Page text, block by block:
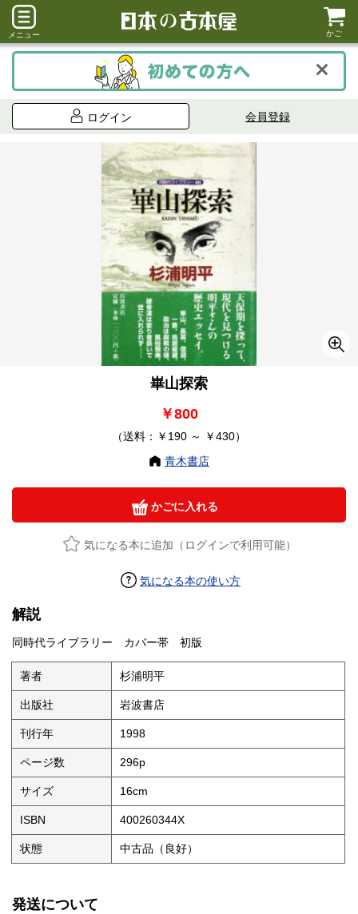
メニュー かご
ログイン 会員登録
崋山探索
￥800
（送料：￥190 ～ ￥430）
青木書店
かごに入れる
気になる本に追加（ログインで利用可能）
気になる本の使い方
解説
同時代ライブラリー カバー帯 初版
著者 杉浦明平
出版社 岩波書店
刊行年 1998
ページ数 296p
サイズ 16cm
ISBN 400260344X
状態 中古品（良好）
発送について